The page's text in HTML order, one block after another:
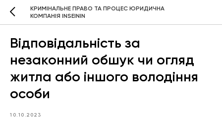
КРИМІНАЛЬНЕ ПРАВО ТА ПРОЦЕС ЮРИДИЧНА
КОМПАНІЯ INSEININ
Відповідальність за
незаконний обшук чи огляд
житла або іншого володіння
особи
10.10.2023